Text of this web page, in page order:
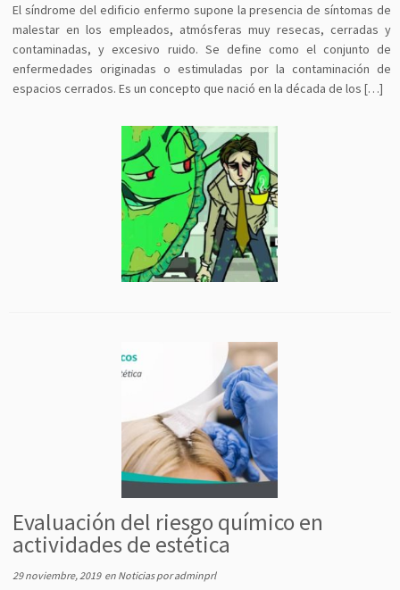
El síndrome del edificio enfermo supone la presencia de síntomas de
malestar en los empleados, atmósferas muy resecas, cerradas y
contaminadas, y excesivo ruido. Se define como el conjunto de
enfermedades originadas o estimuladas por la contaminación de
espacios cerrados. Es un concepto que nació en la década de los […]
Evaluación del riesgo químico en
actividades de estética
29 noviembre, 2019en Noticiasporadminprl